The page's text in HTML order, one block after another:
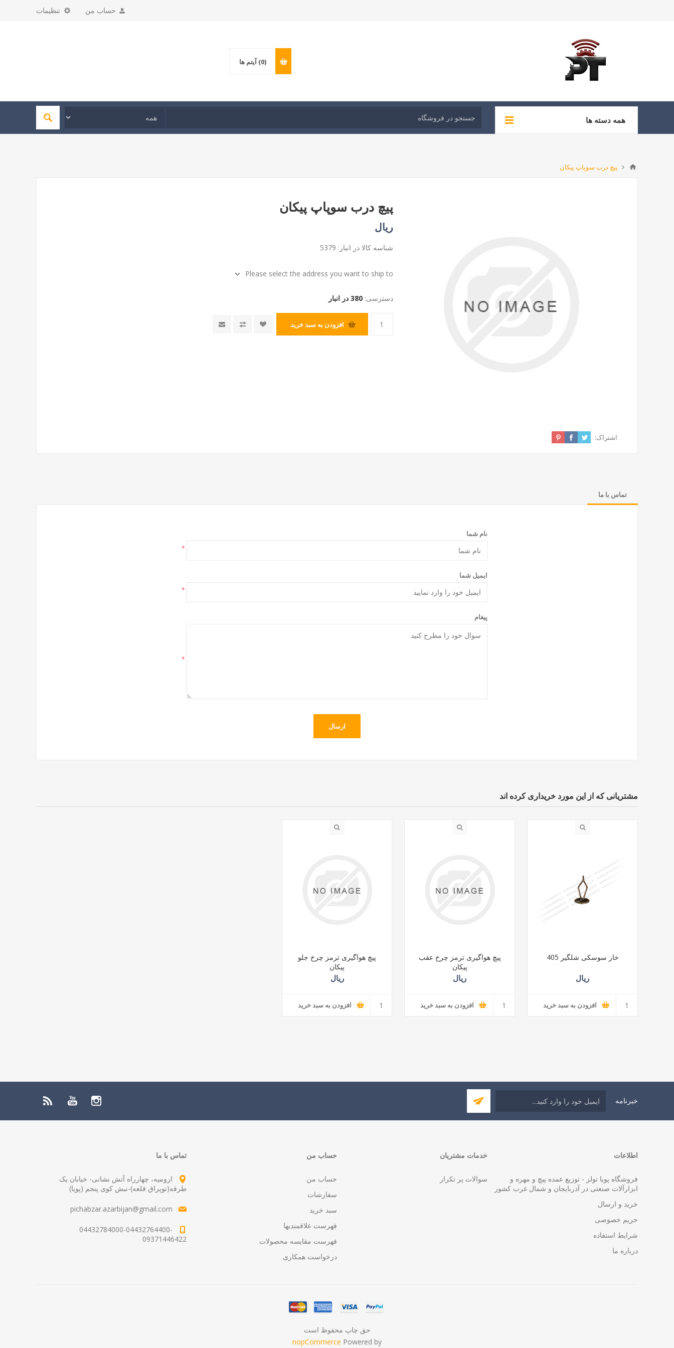
تنظیمات حساب من
(0) آیتم ها
همه دسته ها
پیچ درب سوپاپ پیکان
پیچ درب سوپاپ پیکان
ریال
شناسه کالا در انبار: 5379
Please select the address you want to ship to
دسترسی: 380 در انبار
افزودن به سبد خرید
اشتراک:
تماس با ما
نام شما
*
ایمیل شما
*
پیغام
*
ارسال
مشتریانی که از این مورد خریداری کرده اند
خار سوسکی شلگیر 405
ریال
افزودن به سبد خرید
پیچ هواگیری ترمز چرخ عقب
پیکان
ریال
افزودن به سبد خرید
پیچ هواگیری ترمز چرخ جلو
پیکان
ریال
افزودن به سبد خرید
خبرنامه
اطلاعات
فروشگاه پویا تولز - توزیع عمده پیچ و مهره و
ابزارآلات صنعتی در آذربایجان و شمال غرب کشور
خرید و ارسال
حریم خصوصی
شرایط استفاده
درباره ما
خدمات مشتریان
سوالات پر تکرار
حساب من
حساب من
سفارشات
سبد خرید
فهرست علاقمندیها
فهرست مقایسه محصولات
درخواست همکاری
تماس با ما
ارومیه، چهارراه آتش نشانی- خیابان یک
طرفه(توپراق قلعه)-نبش کوی پنجم (پویا)
pichabzar.azarbijan@gmail.com
04432784000-04432764400-
09371446422
حق چاپ محفوظ است
Powered by
nopCommerce